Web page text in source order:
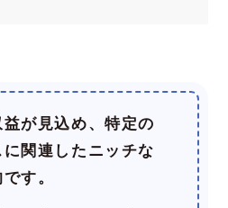
益が見込め、特定の
関連したニッチな
す。